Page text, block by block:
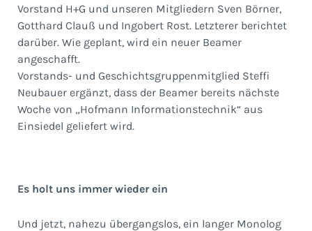
Vorstand H+G und unseren Mitgliedern Sven Börner,
Gotthard Clauß und Ingobert Rost. Letzterer berichtet
darüber. Wie geplant, wird ein neuer Beamer
angeschafft.
Vorstands- und Geschichtsgruppenmitglied Steffi
Neubauer ergänzt, dass der Beamer bereits nächste
Woche von „Hofmann Informationstechnik“ aus
Einsiedel geliefert wird.
Es holt uns immer wieder ein
Und jetzt, nahezu übergangslos, ein langer Monolog